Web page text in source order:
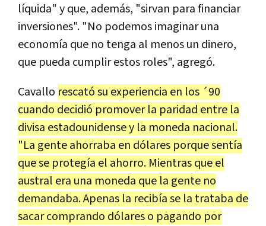
líquida" y que, además, "sirvan para financiar
inversiones". "No podemos imaginar una
economía que no tenga al menos un dinero,
que pueda cumplir estos roles", agregó.
Cavallo rescató su experiencia en los ´90
cuando decidió promover la paridad entre la
divisa estadounidense y la moneda nacional.
"La gente ahorraba en dólares porque sentía
que se protegía el ahorro. Mientras que el
austral era una moneda que la gente no
demandaba. Apenas la recibía se la trataba de
sacar comprando dólares o pagando por